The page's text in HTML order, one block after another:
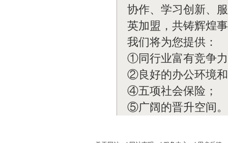
协作、学习创新、
英加盟，共铸辉煌
我们将为您提供：
①同行业富有竞争
②良好的办公环境
④五项社会保险；
⑤广阔的晋升空间。